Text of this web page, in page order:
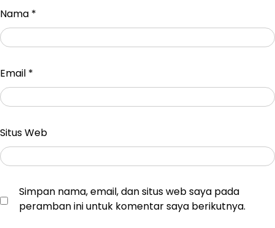
Nama *
Email *
Situs Web
Simpan nama, email, dan situs web saya pada
peramban ini untuk komentar saya berikutnya.